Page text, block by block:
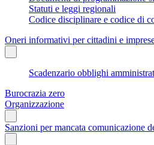
Statuti e leggi regionali
Codice disciplinare e codice di
Oneri informativi per cittadini e
Scadenzario obblighi
Burocrazia zero
Organizzazione
Sanzioni per mancata comunicazione